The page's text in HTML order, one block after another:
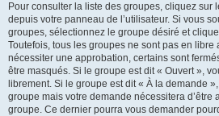
Pour consulter la liste des groupes, cliquez sur
depuis votre panneau de l’utilisateur. Si vous
groupes, sélectionnez le groupe désiré et
Toutefois, tous les groupes ne sont pas en libre
nécessiter une approbation, certains sont
être masqués. Si le groupe est dit « Ouvert »,
librement. Si le groupe est dit « À la demande
groupe mais votre demande nécessitera d’être
groupe. Ce dernier pourra vous demander